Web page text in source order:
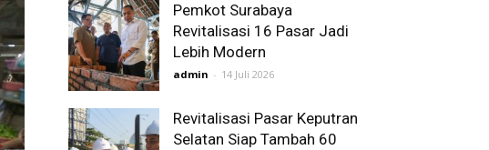
Pemkot Surabaya
Revitalisasi 16 Pasar Jadi
Lebih Modern
admin - 14 Juli 2026
Revitalisasi Pasar Keputran
Selatan Siap Tambah 60